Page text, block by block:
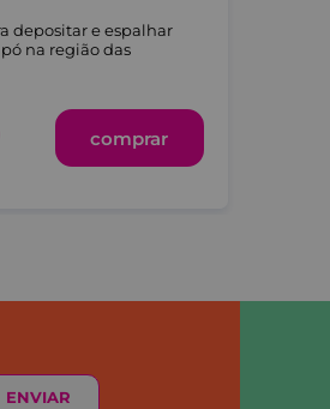
depositar e espalhar
na região das
comprar
ENVIAR